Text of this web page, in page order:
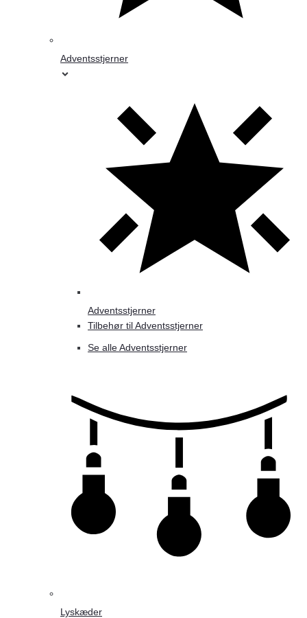
Adventsstjerner
Adventsstjerner
Tilbehør til Adventsstjerner
Se alle Adventsstjerner
Lyskæder